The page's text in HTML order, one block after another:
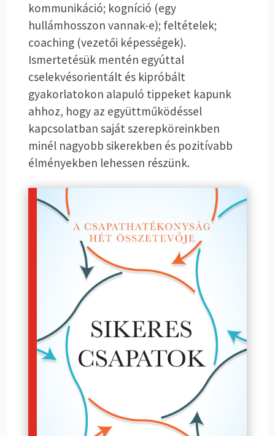
kommunikáció; kogníció (egy
hullámhosszon vannak-e); feltételek;
coaching (vezetői képességek).
Ismertetésük mentén egyúttal
cselekvésorientált és kipróbált
gyakorlatokon alapuló tippeket kapunk
ahhoz, hogy az együttműködéssel
kapcsolatban saját szerepköreinkben
minél nagyobb sikerekben és pozitívabb
élményekben lehessen részünk.